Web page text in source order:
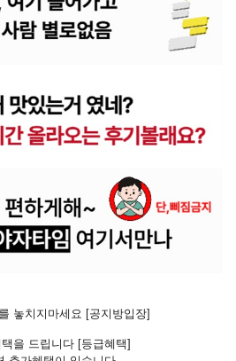
놓치지마세요 [공지방입장]
을 드립니다 [등급혜택]